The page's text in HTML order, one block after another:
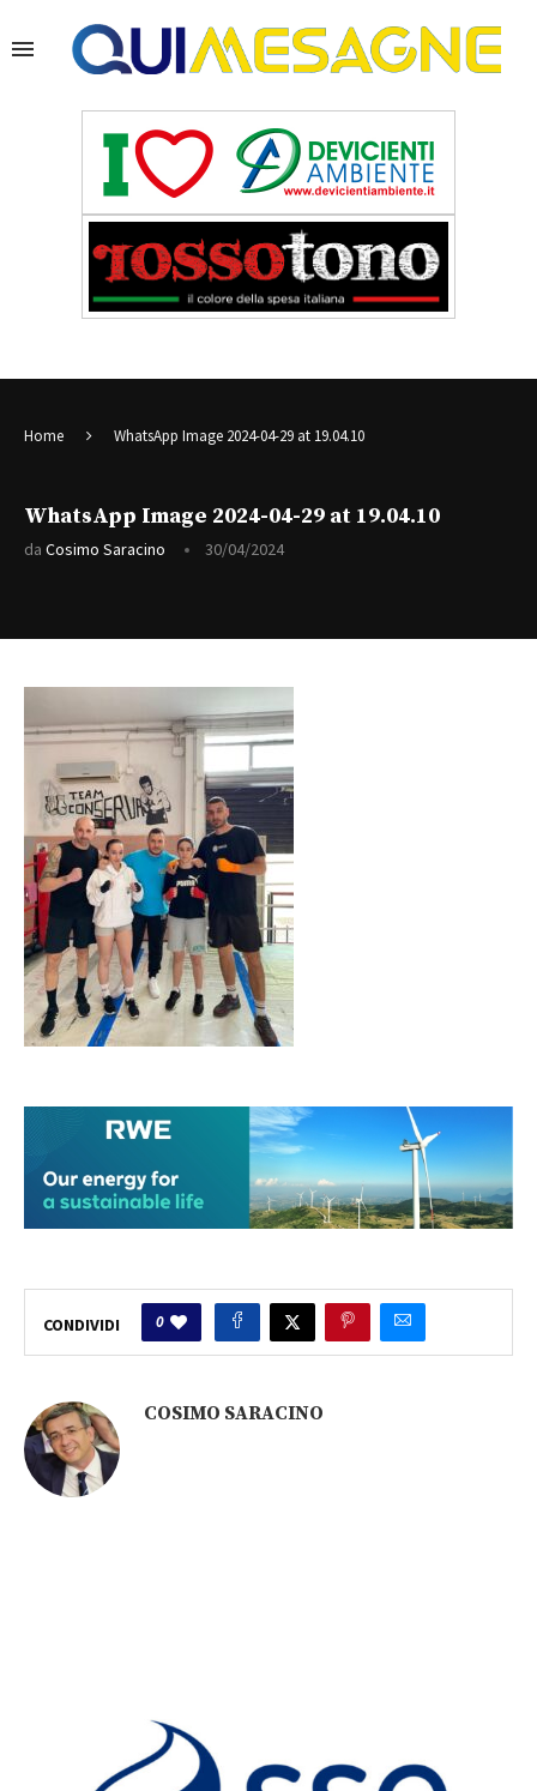
Home WhatsApp Image 2024-04-29 at 19.04.10
WhatsApp Image 2024-04-29 at 19.04.10
da Cosimo Saracino 30/04/2024
CONDIVIDI 0
COSIMO SARACINO